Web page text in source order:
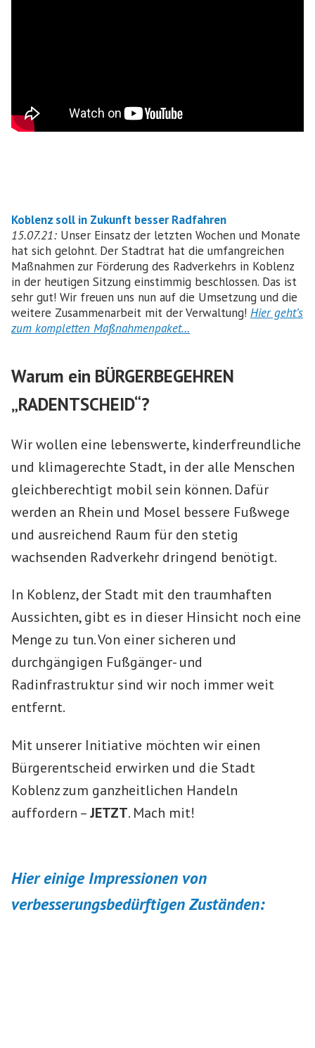
Koblenz soll in Zukunft besser Radfahren
15.07.21: Unser Einsatz der letzten Wochen und Monate
hat sich gelohnt. Der Stadtrat hat die umfangreichen
Maßnahmen zur Förderung des Radverkehrs in Koblenz
in der heutigen Sitzung einstimmig beschlossen. Das ist
sehr gut! Wir freuen uns nun auf die Umsetzung und die
weitere Zusammenarbeit mit der Verwaltung! Hier geht’s
zum kompletten Maßnahmenpaket…
Warum ein BÜRGERBEGEHREN
„RADENTSCHEID“?
Wir wollen eine lebenswerte, kinderfreundliche
und klimagerechte Stadt, in der alle Menschen
gleichberechtigt mobil sein können. Dafür
werden an Rhein und Mosel bessere Fußwege
und ausreichend Raum für den stetig
wachsenden Radverkehr dringend benötigt.
In Koblenz, der Stadt mit den traumhaften
Aussichten, gibt es in dieser Hinsicht noch eine
Menge zu tun. Von einer sicheren und
durchgängigen Fußgänger- und
Radinfrastruktur sind wir noch immer weit
entfernt.
Mit unserer Initiative möchten wir einen
Bürgerentscheid erwirken und die Stadt
Koblenz zum ganzheitlichen Handeln
auffordern –JETZT. Mach mit!
Hier einige Impressionen von
verbesserungsbedürftigen Zuständen: